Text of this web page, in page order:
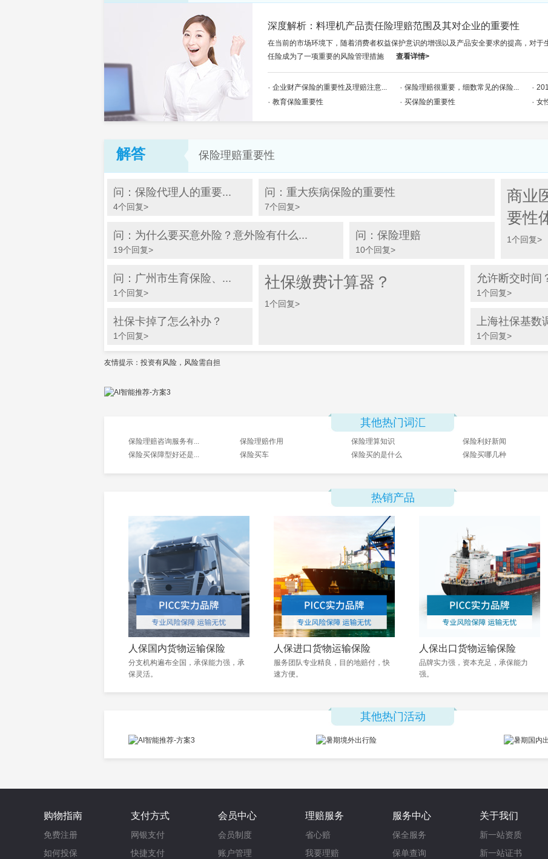
深度解析：料理机产品责任险理赔范围及其对企业的重要性
在当前的市场环境下，随着消费者权益保护意识的增强以及产品安全要求的提高，对
任险成为了一项重要的风险管理措施
查看详情>
企业财产保险的重要性及理赔注意... 保险理赔很重要，细数常见的保险...
教育保险重要性
买保险的重要性 女
解答 保险理赔重要性
问：保险代理人的重要...
4个回复>
问：重大疾病保险的重要性
7个回复>
商业
要性
1个回复>
问：为什么要买意外险？意外险有什么...
19个回复>
问：保险理赔
10个回复>
问：广州市生育保险、...
1个回复>
社保卡掉了怎么补办？
1个回复>
社保缴费计算器？
1个回复>
允许断交时间
1个回复>
上海社保基数
1个回复>
友情提示：投资有风险，风险需自担
其他热门词汇
保险理赔咨询服务有... 保险理赔作用 保险理算知识 保险利好新闻
保险买保障型好还是...
保险买车 保险买的是什么 保险买哪几种
热销产品
人保国内货物运输保险
分支机构遍布全国，承保能力强，承
保灵活。
人保进口货物运输保险
服务团队专业精良，目的地赔付，快
速方便。
人保出口货物运输保险
品牌实力强，资本充足，承保能力
强。
其他热门活动
购物指南
免费注册
如何投保
支付方式
网银支付
快捷支付
会员中心
会员制度
账户管理
理赔服务
省心赔
我要理赔
服务中心
保全服务
保单查询
关于我们
新一站资质
新一站证书